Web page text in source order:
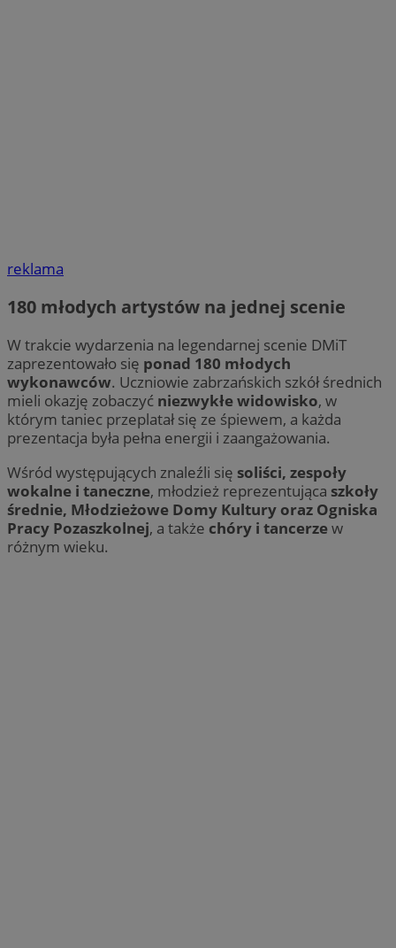
reklama
180 młodych artystów na jednej scenie
W trakcie wydarzenia na legendarnej scenie DMiT
zaprezentowało się ponad 180 młodych
wykonawców. Uczniowie zabrzańskich szkół średnich
mieli okazję zobaczyć niezwykłe widowisko, w
którym taniec przeplatał się ze śpiewem, a każda
prezentacja była pełna energii i zaangażowania.
Wśród występujących znaleźli się soliści, zespoły
wokalne i taneczne, młodzież reprezentująca szkoły
średnie, Młodzieżowe Domy Kultury oraz Ogniska
Pracy Pozaszkolnej, a także chóry i tancerzew
różnym wieku.